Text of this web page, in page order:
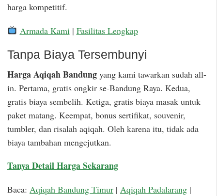
harga kompetitif.
Armada Kami | Fasilitas Lengkap
Tanpa Biaya Tersembunyi
Harga Aqiqah Bandung yang kami tawarkan sudah all-
in. Pertama, gratis ongkir se-Bandung Raya. Kedua,
gratis biaya sembelih. Ketiga, gratis biaya masak untuk
paket matang. Keempat, bonus sertifikat, souvenir,
tumbler, dan risalah aqiqah. Oleh karena itu, tidak ada
biaya tambahan mengejutkan.
Tanya Detail Harga Sekarang
Baca: Aqiqah Bandung Timur | Aqiqah Padalarang |